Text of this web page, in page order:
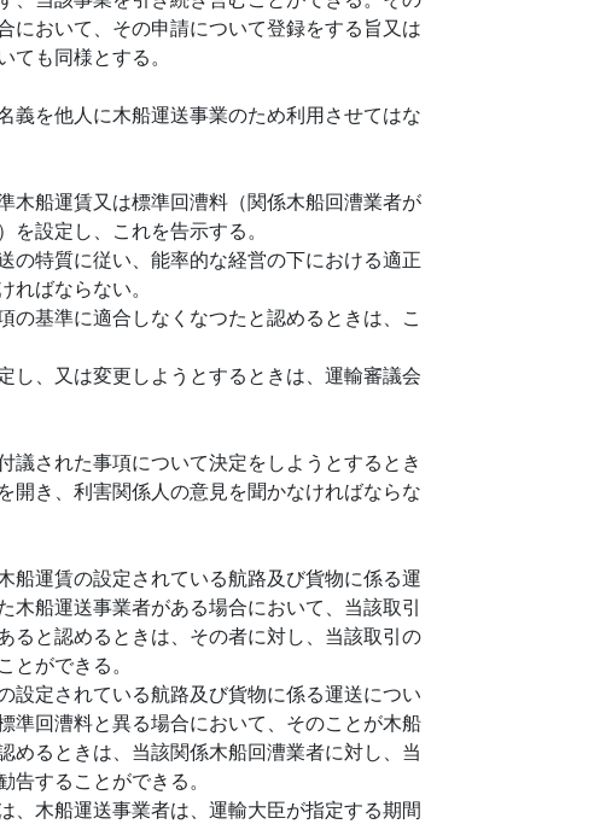
において、その申請について登録をする旨又は
も同様とする。
義を他人に木船運送事業のため利用させてはな
木船運賃又は標準回漕料（関係木船回漕業者が
設定し、これを告示する。
の特質に従い、能率的な経営の下における適正
ばならない。
基準に適合しなくなつたと認めるときは、こ
し、又は変更しようとするときは、運輸審議会
議された事項について決定をしようとするとき
開き、利害関係人の意見を聞かなければならな
船運賃の設定されている航路及び貨物に係る運
船運送事業者がある場合において、当該取引
ると認めるときは、その者に対し、当該取引の
ができる。
設定されている航路及び貨物に係る運送につい
準回漕料と異る場合において、そのことが木船
るときは、当該関係木船回漕業者に対し、当
することができる。
、木船運送事業者は、運輸大臣が指定する期間